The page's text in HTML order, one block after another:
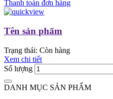
Thanh toán đơn hàng
Tên sản phẩm
Trạng thái: Còn hàng
Xem chi tiết
Số lượng
DANH MỤC SẢN PHẨM